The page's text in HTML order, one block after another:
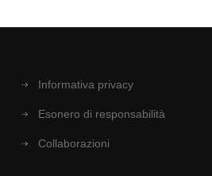
Informativa privacy
Esonero di responsabilità
Collaborazioni